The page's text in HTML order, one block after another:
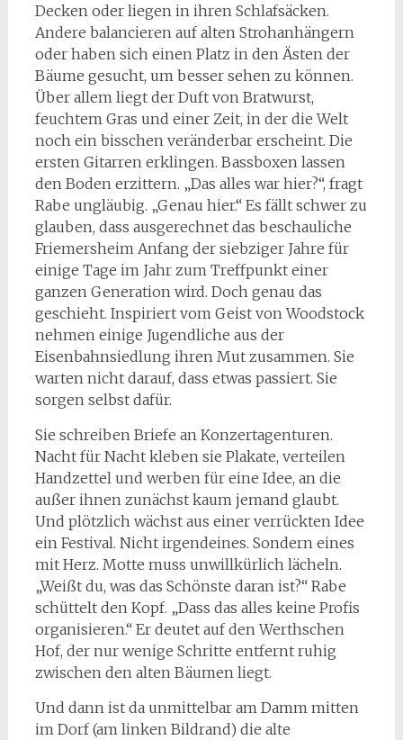
Decken oder liegen in ihren Schlafsäcken.
Andere balancieren auf alten Strohanhängern
oder haben sich einen Platz in den Ästen der
Bäume gesucht, um besser sehen zu können.
Über allem liegt der Duft von Bratwurst,
feuchtem Gras und einer Zeit, in der die Welt
noch ein bisschen veränderbar erscheint. Die
ersten Gitarren erklingen. Bassboxen lassen
den Boden erzittern. „Das alles war hier?“, fragt
Rabe ungläubig. „Genau hier.“ Es fällt schwer zu
glauben, dass ausgerechnet das beschauliche
Friemersheim Anfang der siebziger Jahre für
einige Tage im Jahr zum Treffpunkt einer
ganzen Generation wird. Doch genau das
geschieht. Inspiriert vom Geist von Woodstock
nehmen einige Jugendliche aus der
Eisenbahnsiedlung ihren Mut zusammen. Sie
warten nicht darauf, dass etwas passiert. Sie
sorgen selbst dafür.
Sie schreiben Briefe an Konzertagenturen.
Nacht für Nacht kleben sie Plakate, verteilen
Handzettel und werben für eine Idee, an die
außer ihnen zunächst kaum jemand glaubt.
Und plötzlich wächst aus einer verrückten Idee
ein Festival. Nicht irgendeines. Sondern eines
mit Herz. Motte muss unwillkürlich lächeln.
„Weißt du, was das Schönste daran ist?“ Rabe
schüttelt den Kopf. „Dass das alles keine Profis
organisieren.“ Er deutet auf den Werthschen
Hof, der nur wenige Schritte entfernt ruhig
zwischen den alten Bäumen liegt.
Und dann ist da unmittelbar am Damm mitten
im Dorf (am linken Bildrand) die alte